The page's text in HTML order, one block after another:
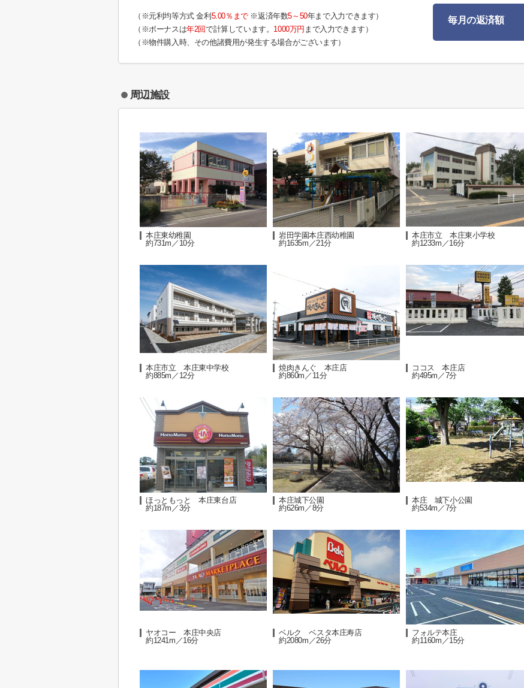
（※元利均等方式 金利 5.00％まで※返済年数5～50年まで入力できます）
（※ボーナスは年2回で計算しています。 1000万円 まで入力できます）
（※物件購入時、その他諸費用が発生する場合がございます）
毎月の返済額
周辺施設
本庄東幼稚園
約731m／10分
岩田学園本庄西幼稚園
約1635m／21分
本庄市立 本庄東小学校
約1233m／16分
本庄市立 本庄東中学校
約885m／12分
焼肉きんぐ 本庄店
約860m／11分
ココス 本庄店
約495m／7分
ほっともっと 本庄東台店
約187m／3分
本庄城下公園
約626m／8分
本庄 城下小公園
約534m／7分
ヤオコー 本庄中央店
約1241m／16分
ベルク ベスタ本庄寿店
約2080m／26分
フォルテ本庄
約1160m／15分